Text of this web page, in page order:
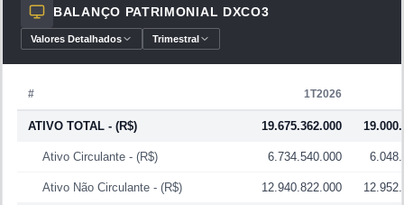
BALANÇO PATRIMONIAL DXCO3
Valores Detalhados Trimestral
# 1T2026
ATIVO TOTAL - (R$) 19.675.362.000
Ativo Circulante - (R$) 6.734.540.000
Ativo Não Circulante - (R$) 12.940.822.000